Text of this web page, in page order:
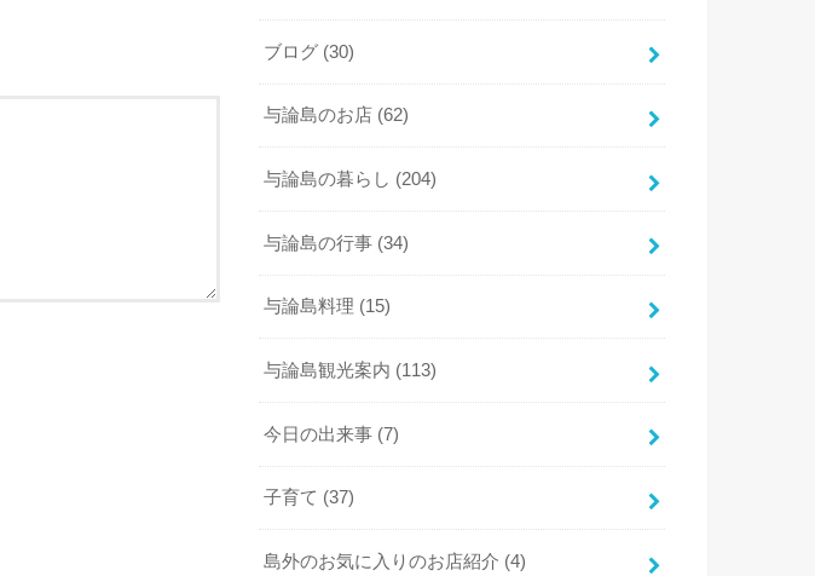
ブログ (30)
与論島のお店 (62)
与論島の暮らし (204)
与論島の行事 (34)
与論島料理 (15)
与論島観光案内 (113)
今日の出来事 (7)
子育て (37)
島外のお気に入りのお店紹介 (4)